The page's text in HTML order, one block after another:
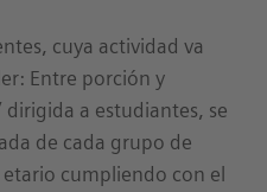
cuya actividad va
Entre porción y
a estudiantes, se
de cada grupo de
cumpliendo con el